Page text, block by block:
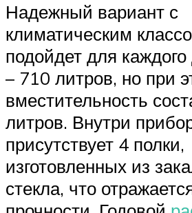
Надежный вариант с
климатическим
подойдет для
– 710 литров, но при
вместительность
литров. Внутри
присутствует 4 полки,
изготовленных из
стекла, что